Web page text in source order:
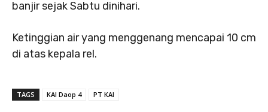
banjir sejak Sabtu dinihari.
Ketinggian air yang menggenang mencapai 10 cm
di atas kepala rel.
TAGS KAI Daop 4 PT KAI